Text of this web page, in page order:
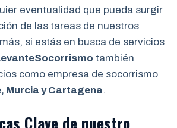
eventualidad que pueda surgir
de las tareas de nuestros
si estás en busca de servicios
también
como empresa de socorrismo
Murcia y Cartagena.
Clave de nuestro